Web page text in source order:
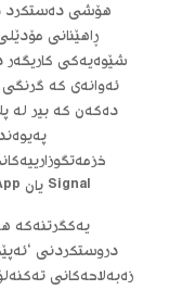
هۆشی دەستکرد
ڕاهێنانی
شێوەیەکی کاریگەر
ئەوانەی کە گرنگی
دەکەن کە بیر لە
Signal یان WhatsApp دەکەن بۆ گفتوگۆ هەستیارەکان.
یەکگرتنەکە